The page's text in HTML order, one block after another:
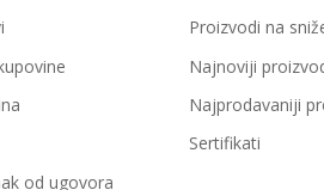
od ugovora
Proizvodi na
Najnoviji
Najprodavaniji
Sertifikati